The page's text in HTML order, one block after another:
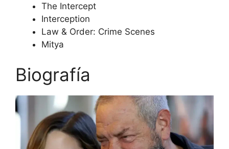
The Intercept
Interception
Law & Order: Crime Scenes
Mitya
Biografía